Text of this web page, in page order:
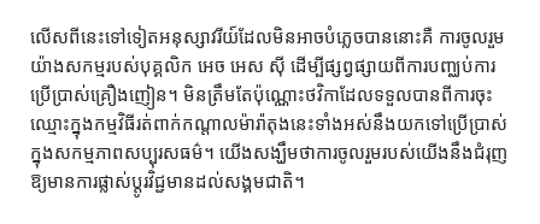
លើសពីនេះទៅទៀតអនុស្សាវរីយ៍ដែលមិនអាចបំភ្លេចបាននោះគឺ ការចូលរួម
យ៉ាងសកម្មរបស់បុគ្គលិក អេច អេស ស៊ី ដើម្បីផ្សព្វផ្សាយពីការបញ្ឈប់ការ
ប្រើប្រាស់គ្រឿងញៀន។ មិនត្រឹមតែប៉ុណ្ណោះថវិកាដែលទទួលបានពីការចុះ
ឈ្មោះក្នុងកម្មវិធីរត់ពាក់កណ្តាលម៉ារ៉ាតុងនេះទាំងអស់នឹងយកទៅប្រើប្រាស់
ក្នុងសកម្មភាពសប្បុរសធម៌។ យើងសង្ឃឹមថាការចូលរួមរបស់យើងនឹងជំរុញ
ឱ្យមានការផ្លាស់ប្តូរវិជ្ជមានដល់សង្គមជាតិ។